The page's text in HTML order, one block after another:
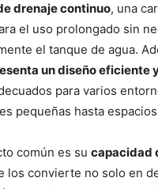
drenaje continuo, una
el uso prolongado sin
el tanque de agua.
un diseño eficiente
para varios
pequeñas hasta
común es su capacidad
los convierte no solo en